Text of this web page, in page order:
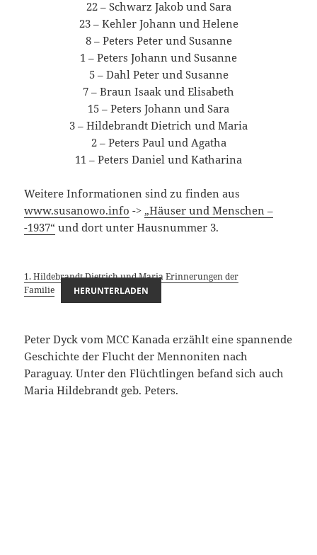
22 – Schwarz Jakob und Sara
23 – Kehler Johann und Helene
8 – Peters Peter und Susanne
1 – Peters Johann und Susanne
5 – Dahl Peter und Susanne
7 – Braun Isaak und Elisabeth
15 – Peters Johann und Sara
3 – Hildebrandt Dietrich und Maria
2 – Peters Paul und Agatha
11 – Peters Daniel und Katharina
Weitere Informationen sind zu finden aus
www.susanowo.info -> „Häuser und Menschen –
-1937“ und dort unter Hausnummer 3.
1. Hildebrandt Dietrich und Maria Erinnerungen der
Familie
HERUNTERLADEN
Peter Dyck vom MCC Kanada erzählt eine spannende
Geschichte der Flucht der Mennoniten nach
Paraguay. Unter den Flüchtlingen befand sich auch
Maria Hildebrandt geb. Peters.